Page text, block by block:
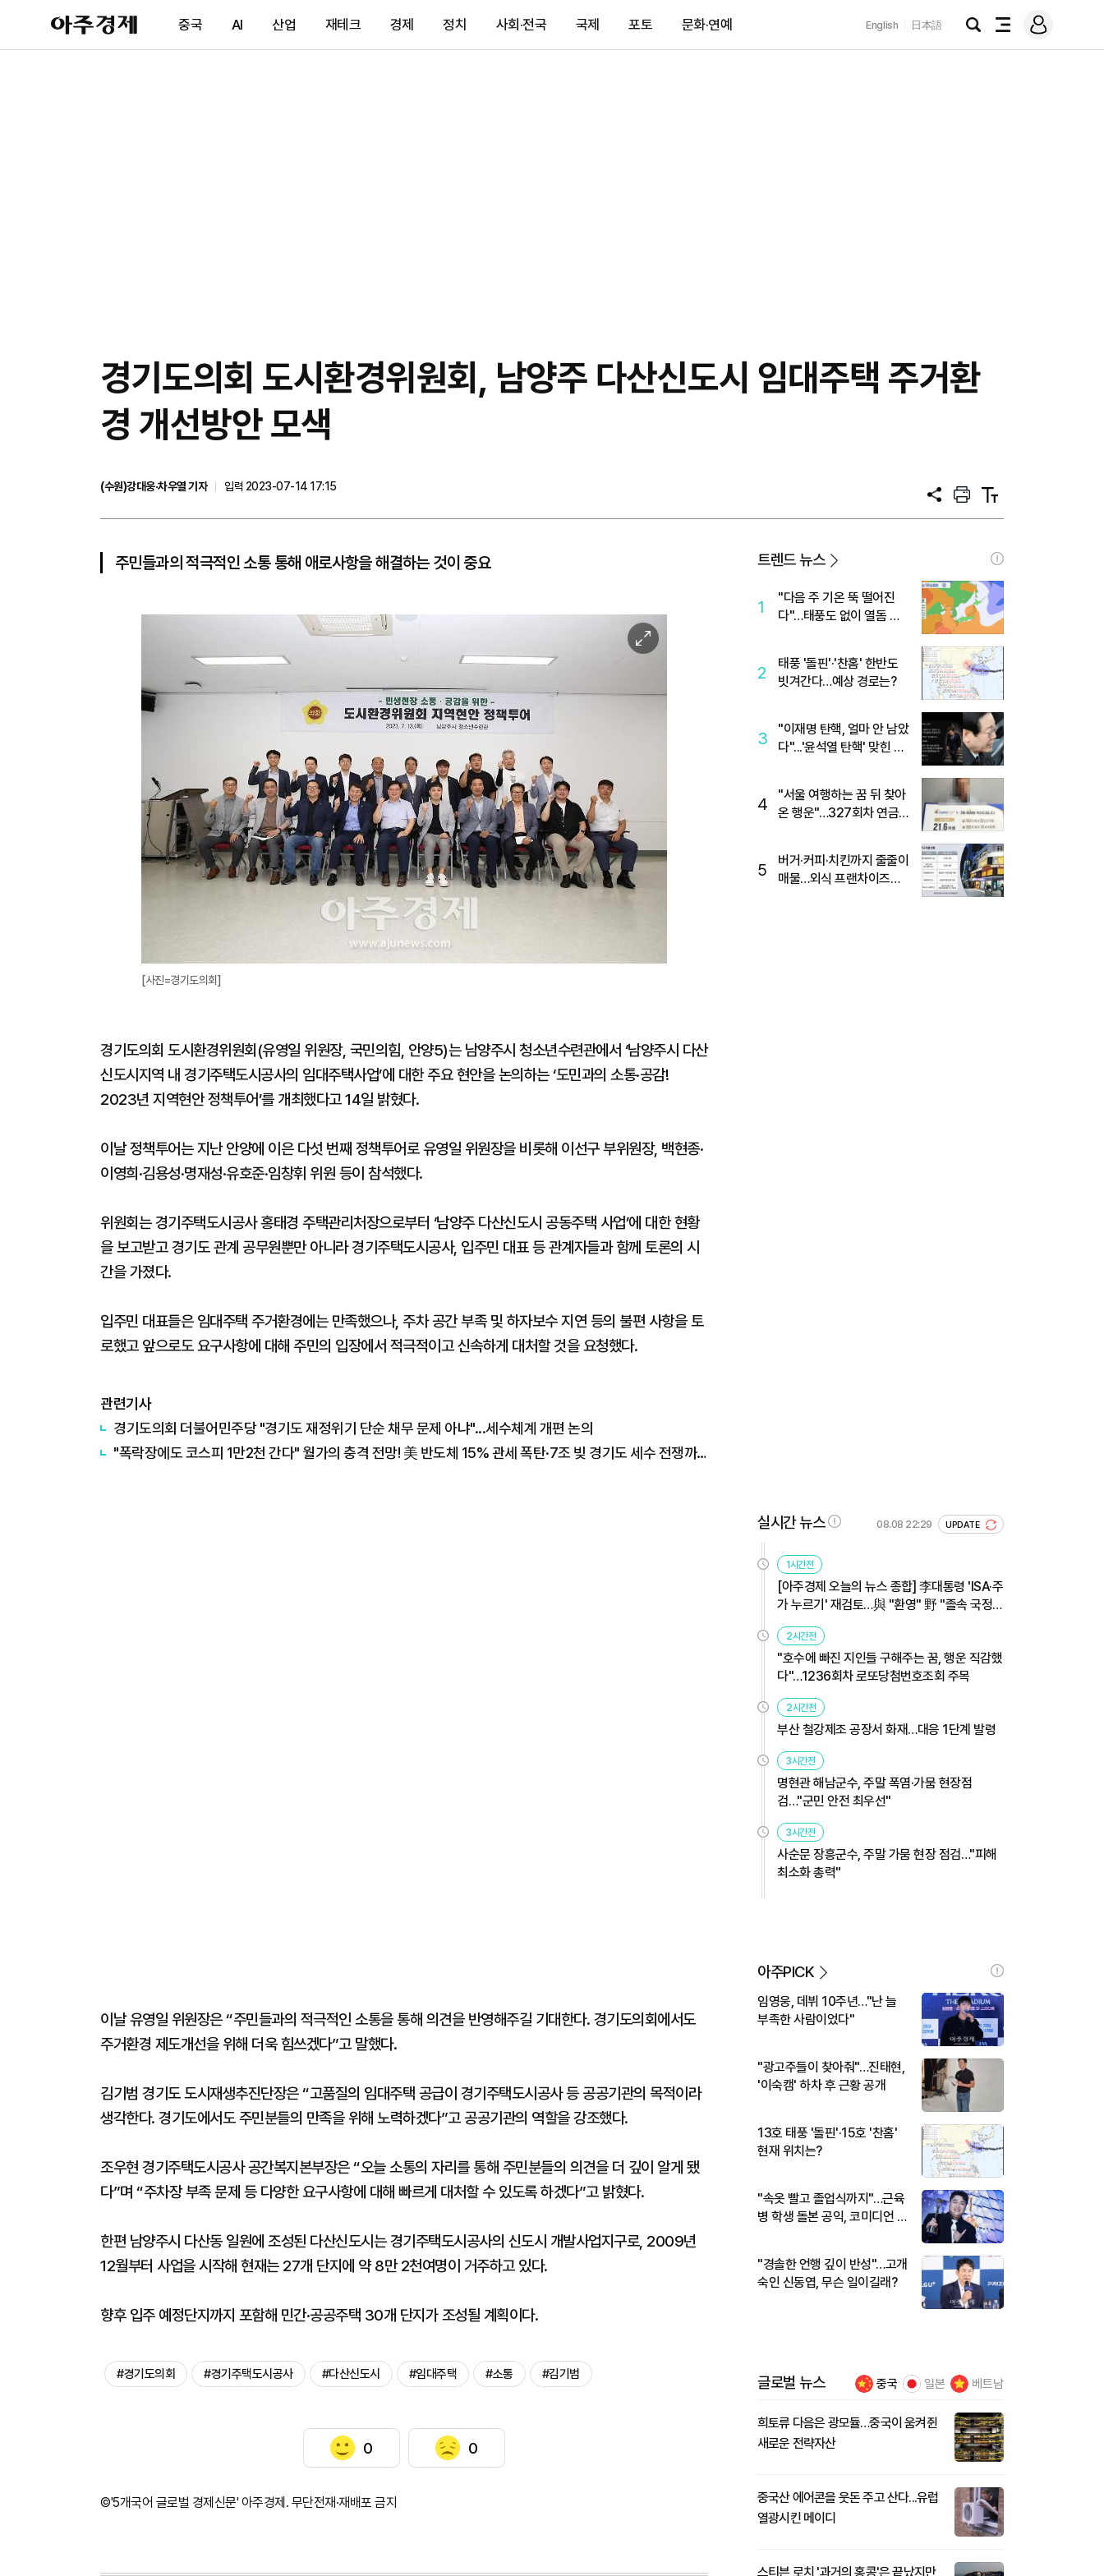
아
주
제
중국 AI 산업 재테크 경제 정치 사회·전국 국제 포토 문화·연예 English 日本語
검
전
메
그
경기도의회 도시환경위원회, 남양주 다산신도시 임대주택 주거환
경 개선방안 모색
(수원)강대웅·차우열 기자
입력 2023-07-14 17:15
공
프
트
텍
트
주민들과의 적극적인 소통 통해 애로사항을 해결하는 것이 중요
이
미
[사진=경기도의회]
경기도의회 도시환경위원회(유영일 위원장, 국민의힘, 안양5)는 남양주시 청소년수련관에서 ‘남양주시 다산
신도시지역 내 경기주택도시공사의 임대주택사업’에 대한 주요 현안을 논의하는 ‘도민과의 소통·공감!
2023년 지역현안 정책투어’를 개최했다고 14일 밝혔다.
이날 정책투어는 지난 안양에 이은 다섯 번째 정책투어로 유영일 위원장을 비롯해 이선구 부위원장, 백현종·
이영희·김용성·명재성·유호준·임창휘 위원 등이 참석했다.
위원회는 경기주택도시공사 홍태경 주택관리처장으로부터 ‘남양주 다산신도시 공동주택 사업’에 대한 현황
을 보고받고 경기도 관계 공무원뿐만 아니라 경기주택도시공사, 입주민 대표 등 관계자들과 함께 토론의 시
간을 가졌다.
입주민 대표들은 임대주택 주거환경에는 만족했으나, 주차 공간 부족 및 하자보수 지연 등의 불편 사항을 토
로했고 앞으로도 요구사항에 대해 주민의 입장에서 적극적이고 신속하게 대처할 것을 요청했다.
관련기사
경기도의회 더불어민주당 "경기도 재정위기 단순 채무 문제 아냐"...세수체계 개편 논의
"폭락장에도 코스피 1만2천 간다" 월가의 충격 전망! 美 반도체 15% 관세 폭탄·7조 빚 경기도 세수 전쟁까지
이날 유영일 위원장은 “주민들과의 적극적인 소통을 통해 의견을 반영해주길 기대한다. 경기도의회에서도
주거환경 제도개선을 위해 더욱 힘쓰겠다”고 말했다.
김기범 경기도 도시재생추진단장은 “고품질의 임대주택 공급이 경기주택도시공사 등 공공기관의 목적이라
생각한다. 경기도에서도 주민분들의 만족을 위해 노력하겠다”고 공공기관의 역할을 강조했다.
조우현 경기주택도시공사 공간복지본부장은 “오늘 소통의 자리를 통해 주민분들의 의견을 더 깊이 알게 됐
다”며 “주차장 부족 문제 등 다양한 요구사항에 대해 빠르게 대처할 수 있도록 하겠다”고 밝혔다.
한편 남양주시 다산동 일원에 조성된 다산신도시는 경기주택도시공사의 신도시 개발사업지구로, 2009년
12월부터 사업을 시작해 현재는 27개 단지에 약 8만 2천여명이 거주하고 있다.
향후 입주 예정단지까지 포함해 민간·공공주택 30개 단지가 조성될 계획이다.
#​경기도의회 #경기주택도시공사 #다산신도시 #임대주택 #소통 #김기범
0 0
©'5개국어 글로벌 경제신문' 아주경제. 무단전재·재배포 금지
트렌드 뉴스
1
"다음 주 기온 뚝 떨어진
다"…태풍도 없이 열돔 박
2
태풍 '돌핀'·'찬홈' 한반도
빗겨간다…예상 경로는?
3
"이재명 탄핵, 얼마 안 남았
다"...'윤석열 탄핵' 맞힌 무
4
"서울 여행하는 꿈 뒤 찾아
온 행운"…327회차 연금
5
버거·커피·치킨까지 줄줄이
매물…외식 프랜차이즈
실시간 뉴스 08.08 22:29 UPDATE
1시간전
[아주경제 오늘의 뉴스 종합] 李대통령 'ISA·주
가 누르기' 재검토…與 "환영" 野 "졸속 국정"
外
2시간전
"호수에 빠진 지인들 구해주는 꿈, 행운 직감했
다"…1236회차 로또당첨번호조회 주목
2시간전
부산 철강제조 공장서 화재…대응 1단계 발령
3시간전
명현관 해남군수, 주말 폭염·가뭄 현장점
검…"군민 안전 최우선"
3시간전
사순문 장흥군수, 주말 가뭄 현장 점검…"피해
최소화 총력"
아주PICK
임영웅, 데뷔 10주년…"난 늘
부족한 사람이었다"
"광고주들이 찾아줘"…진태현,
'이숙캠' 하차 후 근황 공개
13호 태풍 '돌핀'·15호 '찬홈'
현재 위치는?
"속옷 빨고 졸업식까지"…근육
병 학생 돌본 공익, 코미디언 김
"경솔한 언행 깊이 반성"…고개
숙인 신동엽, 무슨 일이길래?
글로벌 뉴스 중국 일본 베트남
희토류 다음은 광모듈…중국이 움켜쥔
새로운 전략자산
중국산 에어콘을 웃돈 주고 산다...유럽
열광시킨 메이디
스티븐 로치 '과거의 홍콩'은 끝났지만